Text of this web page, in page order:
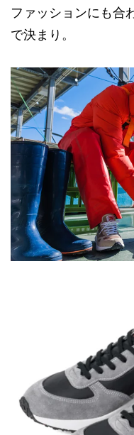
ファッションにも合
で決まり。